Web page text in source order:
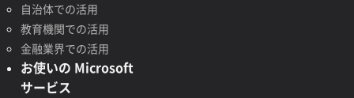
自治体での活用
教育機関での活用
金融業界での活用
お使いの Microsoft
サービス